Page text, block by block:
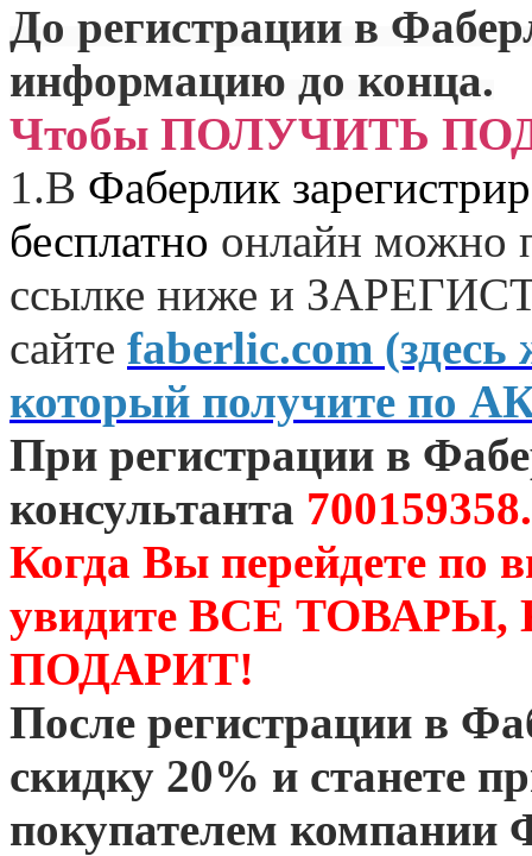
До регистрации в
информацию до конца.
Чтобы ПОЛУЧИТЬ
1.В Фаберлик
бесплатно онлайн можно
ссылке ниже и
сайте faberlic.com
который получите по
При регистрации в
консультанта 700159358.
Когда Вы перейдете по
увидите ВСЕ
ПОДАРИТ!
После регистрации в
скидку 20% и станете
покупателем компании